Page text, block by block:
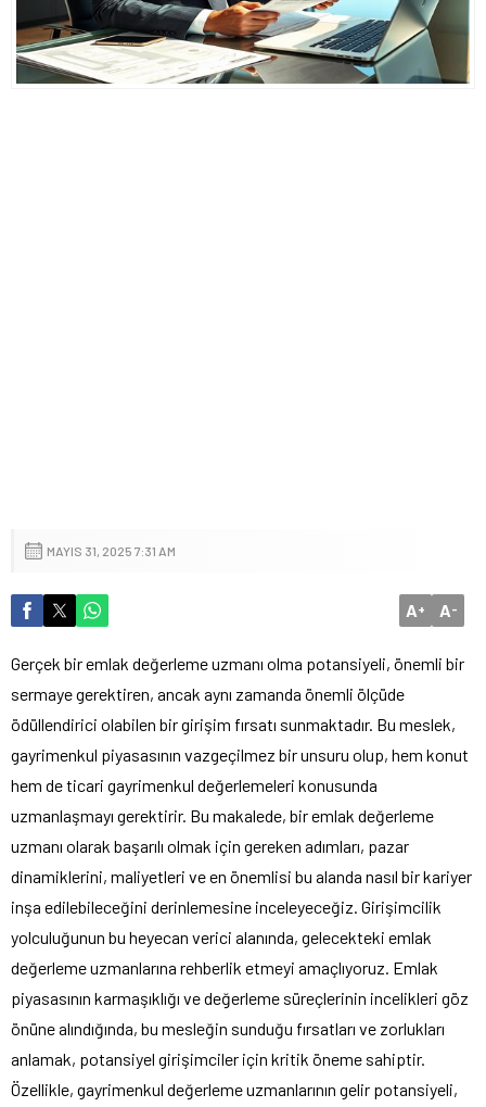
MAYIS 31, 2025 7:31 AM
A+ A-
Gerçek bir emlak değerleme uzmanı olma potansiyeli, önemli bir
sermaye gerektiren, ancak aynı zamanda önemli ölçüde
ödüllendirici olabilen bir girişim fırsatı sunmaktadır. Bu meslek,
gayrimenkul piyasasının vazgeçilmez bir unsuru olup, hem konut
hem de ticari gayrimenkul değerlemeleri konusunda
uzmanlaşmayı gerektirir. Bu makalede, bir emlak değerleme
uzmanı olarak başarılı olmak için gereken adımları, pazar
dinamiklerini, maliyetleri ve en önemlisi bu alanda nasıl bir kariyer
inşa edilebileceğini derinlemesine inceleyeceğiz. Girişimcilik
yolculuğunun bu heyecan verici alanında, gelecekteki emlak
değerleme uzmanlarına rehberlik etmeyi amaçlıyoruz. Emlak
piyasasının karmaşıklığı ve değerleme süreçlerinin incelikleri göz
önüne alındığında, bu mesleğin sunduğu fırsatları ve zorlukları
anlamak, potansiyel girişimciler için kritik öneme sahiptir.
Özellikle, gayrimenkul değerleme uzmanlarının gelir potansiyeli,